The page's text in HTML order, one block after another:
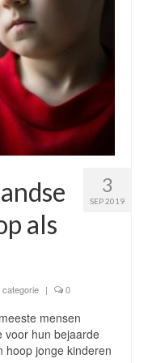
mantelzorgers
het u?
welzijn
Regio
– AVG compliant
3
SEP 2019
als
| 0
mensen
voor hun bejaarde
hoop jonge kinderen